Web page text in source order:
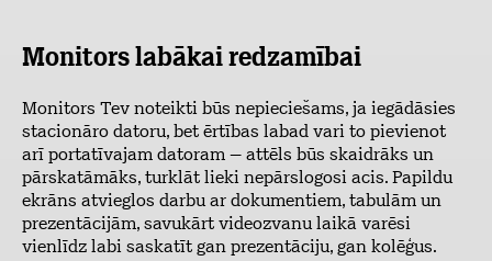
Monitors labākai redzamībai
Monitors Tev noteikti būs nepieciešams, ja iegādāsies
stacionāro datoru, bet ērtības labad vari to pievienot
arī portatīvajam datoram – attēls būs skaidrāks un
pārskatāmāks, turklāt lieki nepārslogosi acis. Papildu
ekrāns atvieglos darbu ar dokumentiem, tabulām un
prezentācijām, savukārt videozvanu laikā varēsi
vienlīdz labi saskatīt gan prezentāciju, gan kolēģus.